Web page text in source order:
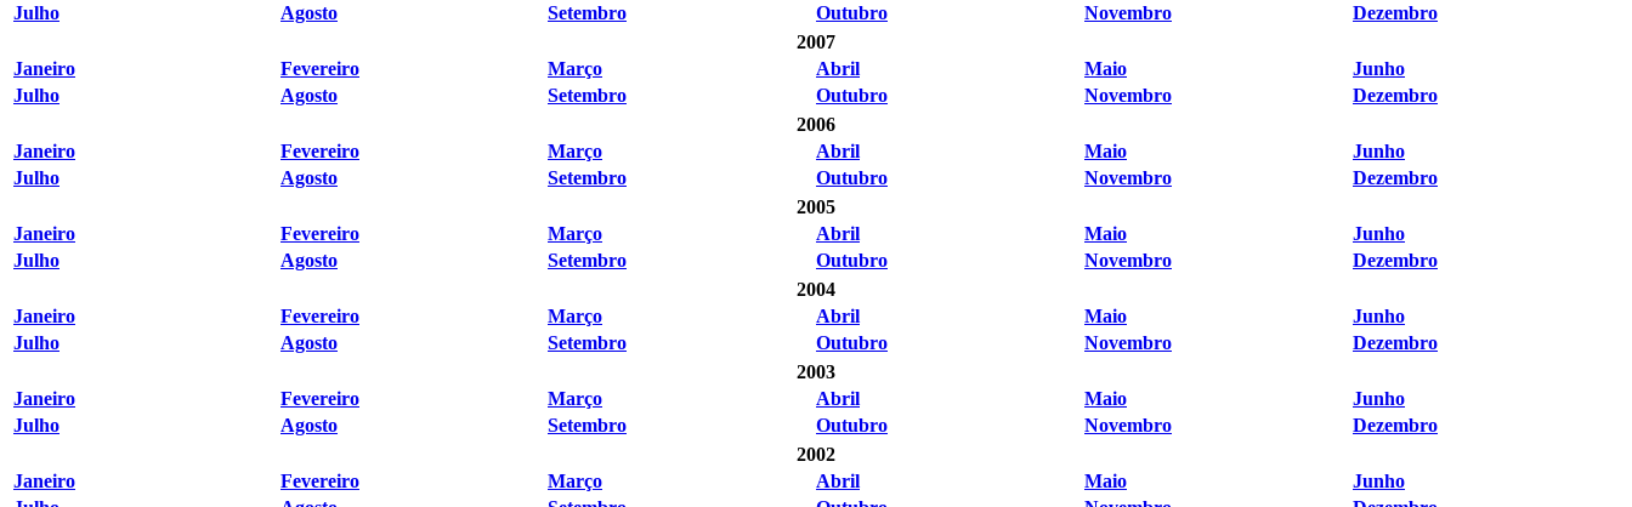
Julho
Agosto Setembro Outubro Novembro
Dezembro
2007
Janeiro
Fevereiro Março Abril Maio
Junho
Julho
Agosto Setembro Outubro Novembro
Dezembro
2006
Janeiro
Fevereiro Março Abril Maio
Junho
Julho
Agosto Setembro Outubro Novembro
Dezembro
2005
Janeiro
Fevereiro Março Abril Maio
Junho
Julho
Agosto Setembro Outubro Novembro
Dezembro
2004
Janeiro
Fevereiro Março Abril Maio
Junho
Julho
Agosto Setembro Outubro Novembro
Dezembro
2003
Janeiro
Fevereiro Março Abril Maio
Junho
Julho
Agosto Setembro Outubro Novembro
Dezembro
2002
Janeiro
Fevereiro Março Abril Maio
Junho